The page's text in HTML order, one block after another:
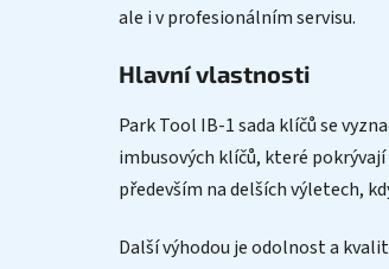
ale i v profesionálním servisu.
Hlavní vlastnosti
Park Tool IB-1 sada klíčů se
imbusových klíčů, které
především na delších výletech,
Další výhodou je odolnost a